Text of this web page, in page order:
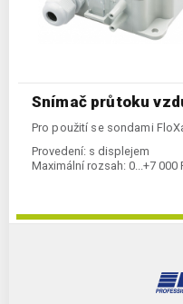
Snímač průtoku
Pro použití se sondami
Provedení: s displejem
Maximální rozsah: 0...+7 000